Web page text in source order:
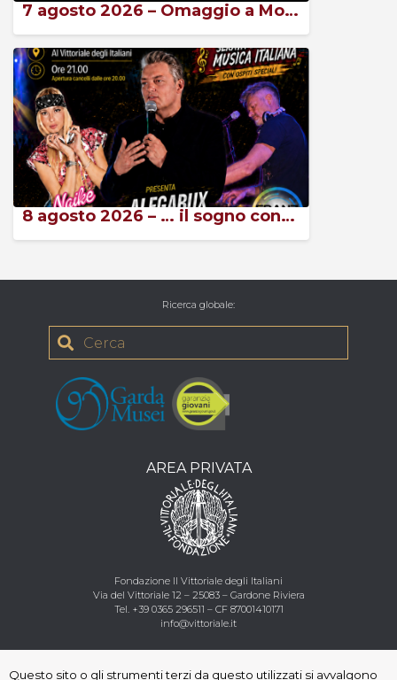
Questo sito o gli strumenti terzi da questo utilizzati si avvalgono
7 agosto 2026 – Omaggio a Morricone – Musiche da Oscar
8 agosto 2026 – … il sogno continua
Ricerca globale:
AREA PRIVATA
Fondazione Il Vittoriale degli Italiani
Via del Vittoriale 12 – 25083 – Gardone Riviera
Tel. +39 0365 296511 – CF87001410171
info@vittoriale.it